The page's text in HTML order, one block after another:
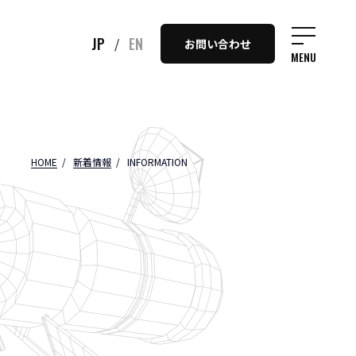
JP / EN お問い合わせ
MENU
HOME 新着情報 INFORMATION